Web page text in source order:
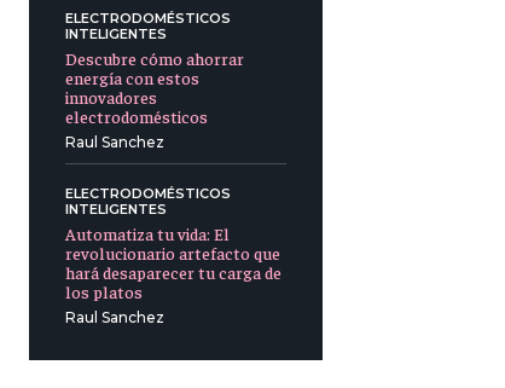
ELECTRODOMÉSTICOS
INTELIGENTES
Descubre cómo ahorrar
energía con estos
innovadores
electrodomésticos
Raul Sanchez
ELECTRODOMÉSTICOS
INTELIGENTES
Automatiza tu vida: El
revolucionario artefacto que
hará desaparecer tu carga de
los platos
Raul Sanchez